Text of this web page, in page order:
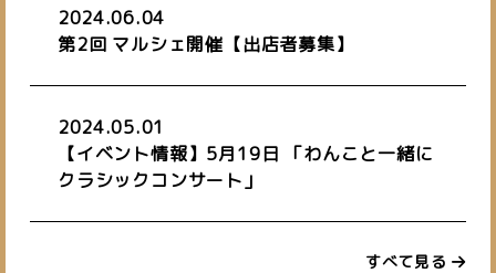
2024.06.04
第2回 マルシェ開催【出店者募集】
2024.05.01
【イベント情報】5月19日 「わんこと一緒に
クラシックコンサート」
すべて見る